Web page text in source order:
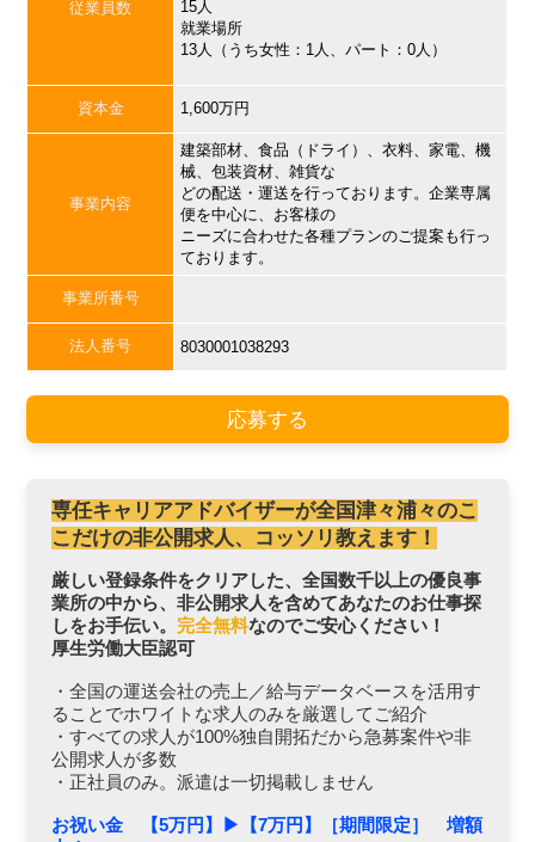
従業員数
15人
就業場所
13人（うち女性：1人、パート：0人）
資本金 1,600万円
事業内容
建築部材、食品（ドライ）、衣料、家電、機
械、包装資材、雑貨な
どの配送・運送を行っております。企業専属
便を中心に、お客様の
ニーズに合わせた各種プランのご提案も行っ
ております。
事業所番号
法人番号 8030001038293
応募する
専任キャリアアドバイザーが全国津々浦々のこ
こだけの非公開求人、コッソリ教えます！
厳しい登録条件をクリアした、全国数千以上の優良事
業所の中から、非公開求人を含めてあなたのお仕事探
しをお手伝い。 完全無料なのでご安心ください！
厚生労働大臣認可
・全国の運送会社の売上／給与データベースを活用す
ることでホワイトな求人のみを厳選してご紹介
・すべての求人が100%独自開拓だから急募案件や非
公開求人が多数
・正社員のみ。派遣は一切掲載しません
お祝い金 【5万円】▶︎【7万円】［期間限定］ 増額